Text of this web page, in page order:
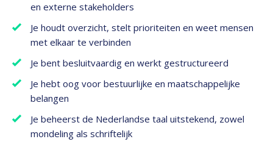
en externe stakeholders
Je houdt overzicht, stelt prioriteiten en weet mensen
met elkaar te verbinden
Je bent besluitvaardig en werkt gestructureerd
Je hebt oog voor bestuurlijke en maatschappelijke
belangen
Je beheerst de Nederlandse taal uitstekend, zowel
mondeling als schriftelijk